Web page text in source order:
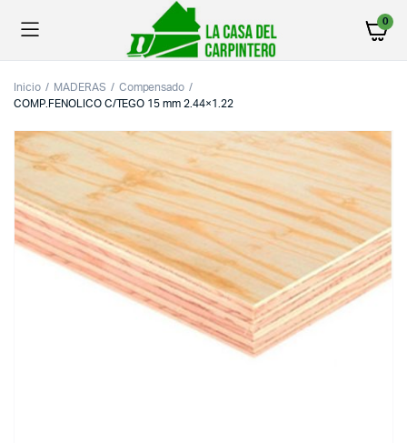
0
Inicio MADERAS
Compensado
COMP.FENOLICO C/TEGO 15 mm 2.44×1.22